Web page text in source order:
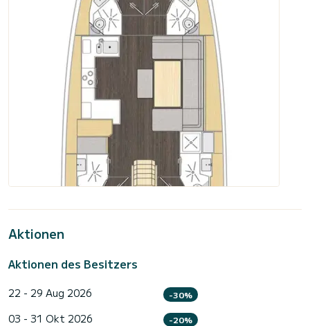
Aktionen
Aktionen des Besitzers
22 - 29 Aug 2026 -30%
03 - 31 Okt 2026 -20%